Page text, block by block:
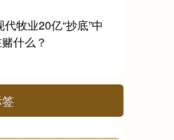
牧业20亿“抄底”中
什么？